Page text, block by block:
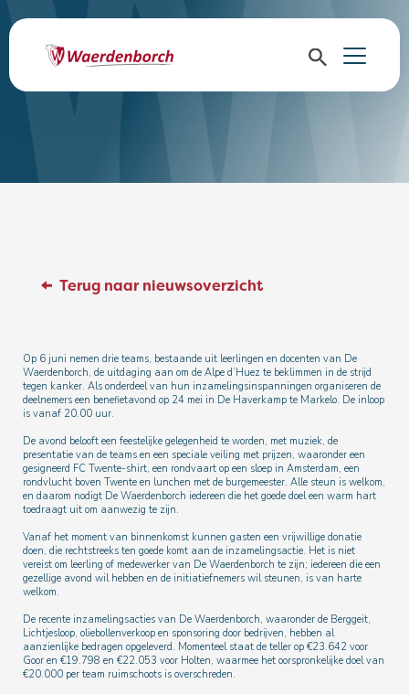
Terug naar nieuwsoverzicht
Op 6 juni nemen drie teams, bestaande uit leerlingen en docenten van De
Waerdenborch, de uitdaging aan om de Alpe d’Huez te beklimmen in de strijd
tegen kanker. Als onderdeel van hun inzamelingsinspanningen organiseren de
deelnemers een benefietavond op 24 mei in De Haverkamp te Markelo. De inloop
is vanaf 20.00 uur.
De avond belooft een feestelijke gelegenheid te worden, met muziek, de
presentatie van de teams en een speciale veiling met prijzen, waaronder een
gesigneerd FC Twente-shirt, een rondvaart op een sloep in Amsterdam, een
rondvlucht boven Twente en lunchen met de burgemeester. Alle steun is welkom,
en daarom nodigt De Waerdenborch iedereen die het goede doel een warm hart
toedraagt uit om aanwezig te zijn.
Vanaf het moment van binnenkomst kunnen gasten een vrijwillige donatie
doen, die rechtstreeks ten goede komt aan de inzamelingsactie. Het is niet
vereist om leerling of medewerker van De Waerdenborch te zijn; iedereen die een
gezellige avond wil hebben en de initiatiefnemers wil steunen, is van harte
welkom.
De recente inzamelingsacties van De Waerdenborch, waaronder de Berggeit,
Lichtjesloop, oliebollenverkoop en sponsoring door bedrijven, hebben al
aanzienlijke bedragen opgeleverd. Momenteel staat de teller op €23.642 voor
Goor en €19.798 en €22.053 voor Holten, waarmee het oorspronkelijke doel van
€20.000 per team ruimschoots is overschreden.